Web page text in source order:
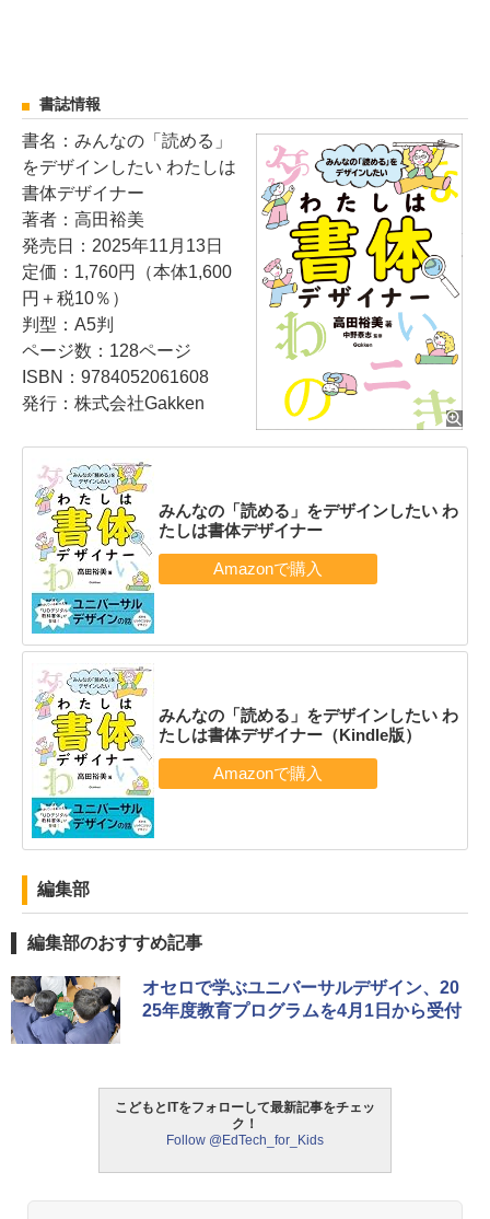
書誌情報
書名：みんなの「読める」
をデザインしたい わたしは
書体デザイナー
著者：高田裕美
発売日：2025年11月13日
定価：1,760円（本体1,600
円＋税10％）
判型：A5判
ページ数：128ページ
ISBN：9784052061608
発行：株式会社Gakken
みんなの「読める」をデザインしたい わ
たしは書体デザイナー
みんなの「読める」をデザインしたい わ
たしは書体デザイナー（Kindle版）
編集部
編集部のおすすめ記事
オセロで学ぶユニバーサルデザイン、20
25年度教育プログラムを4月1日から受付
こどもとITをフォローして最新記事をチェッ
ク！
Follow @EdTech_for_Kids